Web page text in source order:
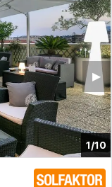
1/10
▶︎